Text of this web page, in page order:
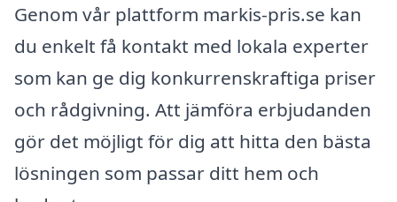
Genom vår plattform markis-pris.se kan
du enkelt få kontakt med lokala experter
som kan ge dig konkurrenskraftiga priser
och rådgivning. Att jämföra erbjudanden
gör det möjligt för dig att hitta den bästa
lösningen som passar ditt hem och